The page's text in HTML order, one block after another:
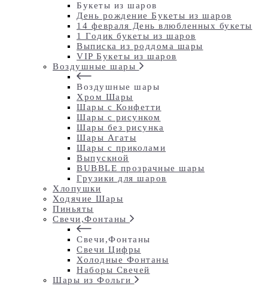
Букеты из шаров
День рождение Букеты из шаров
14 февраля День влюбленных букеты
1 Годик букеты из шаров
Выписка из роддома шары
VIP Букеты из шаров
Воздушные шары
Воздушные шары
Хром Шары
Шары с Конфетти
Шары с рисунком
Шары без рисунка
Шары Агаты
Шары с приколами
Выпускной
BUBBLE прозрачные шары
Грузики для шаров
Хлопушки
Ходячие Шары
Пиньяты
Свечи,Фонтаны
Свечи,Фонтаны
Свечи Цифры
Холодные Фонтаны
Наборы Свечей
Шары из Фольги